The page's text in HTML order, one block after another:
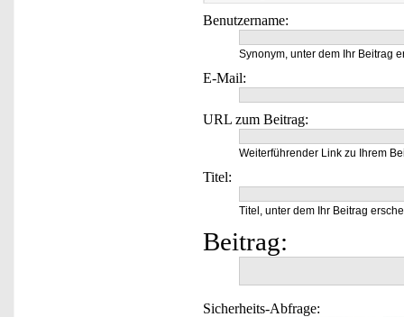
Benutzername:
Synonym, unter dem Ihr Beitrag
E-Mail:
URL zum Beitrag:
Weiterführender Link zu Ihrem
Titel:
Titel, unter dem Ihr Beitrag
Beitrag:
Sicherheits-Abfrage: